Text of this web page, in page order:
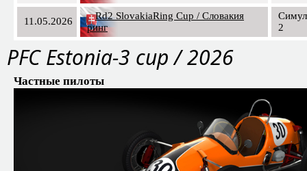
11.05.2026
Rd2 SlovakiaRing Cup / Словакия
ринг
2
PFС Estonia-3 cup / 2026
Частные пилоты